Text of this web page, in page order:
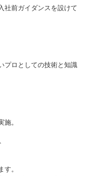
社前ガイダンスを設けて
プロとしての技術と知識
。
。